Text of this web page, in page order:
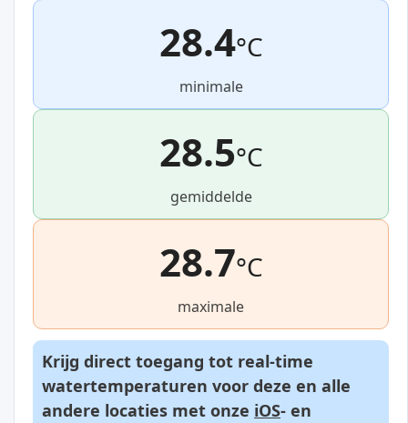
28.4°C
minimale
28.5°C
gemiddelde
28.7°C
maximale
Krijg direct toegang tot real-time
watertemperaturen voor deze en alle
andere locaties met onze iOS- en